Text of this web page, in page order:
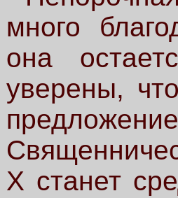
много
она
уверены,
X станет